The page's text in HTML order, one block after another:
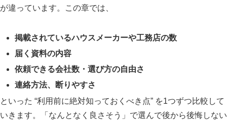
が違っています。この章では、
掲載されているハウスメーカーや工務店の数
届く資料の内容
依頼できる会社数・選び方の自由さ
連絡方法、断りやすさ
といった “利用前に絶対知っておくべき点” を1つずつ比較して
いきます。「なんとなく良さそう」で選んで後から後悔しない